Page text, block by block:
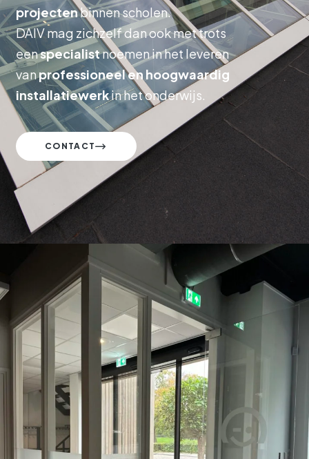
projectenbinnen scholen.
DAIV mag zichzelf dan ook met trots
eenspecialistnoemen in het leveren
vanprofessioneel en hoogwaardig
installatiewerkin het onderwijs.
CONTACT